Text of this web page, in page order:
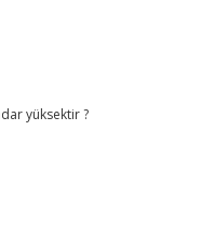
yüksektir ?